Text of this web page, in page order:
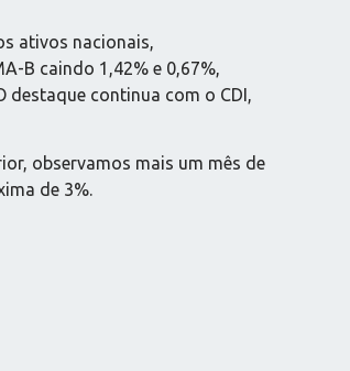
ativos nacionais,
B caindo 1,42% e 0,67%,
destaque continua com o CDI,
observamos mais um mês de
de 3%.